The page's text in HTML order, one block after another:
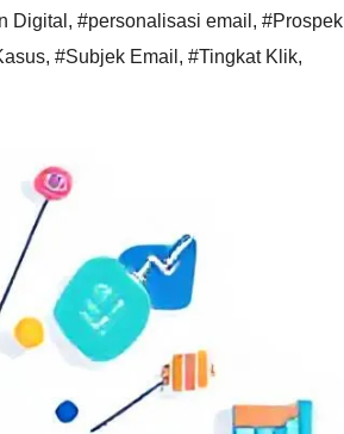
Digital , #personalisasi email , #Prospek
, #Subjek Email , #Tingkat Klik,